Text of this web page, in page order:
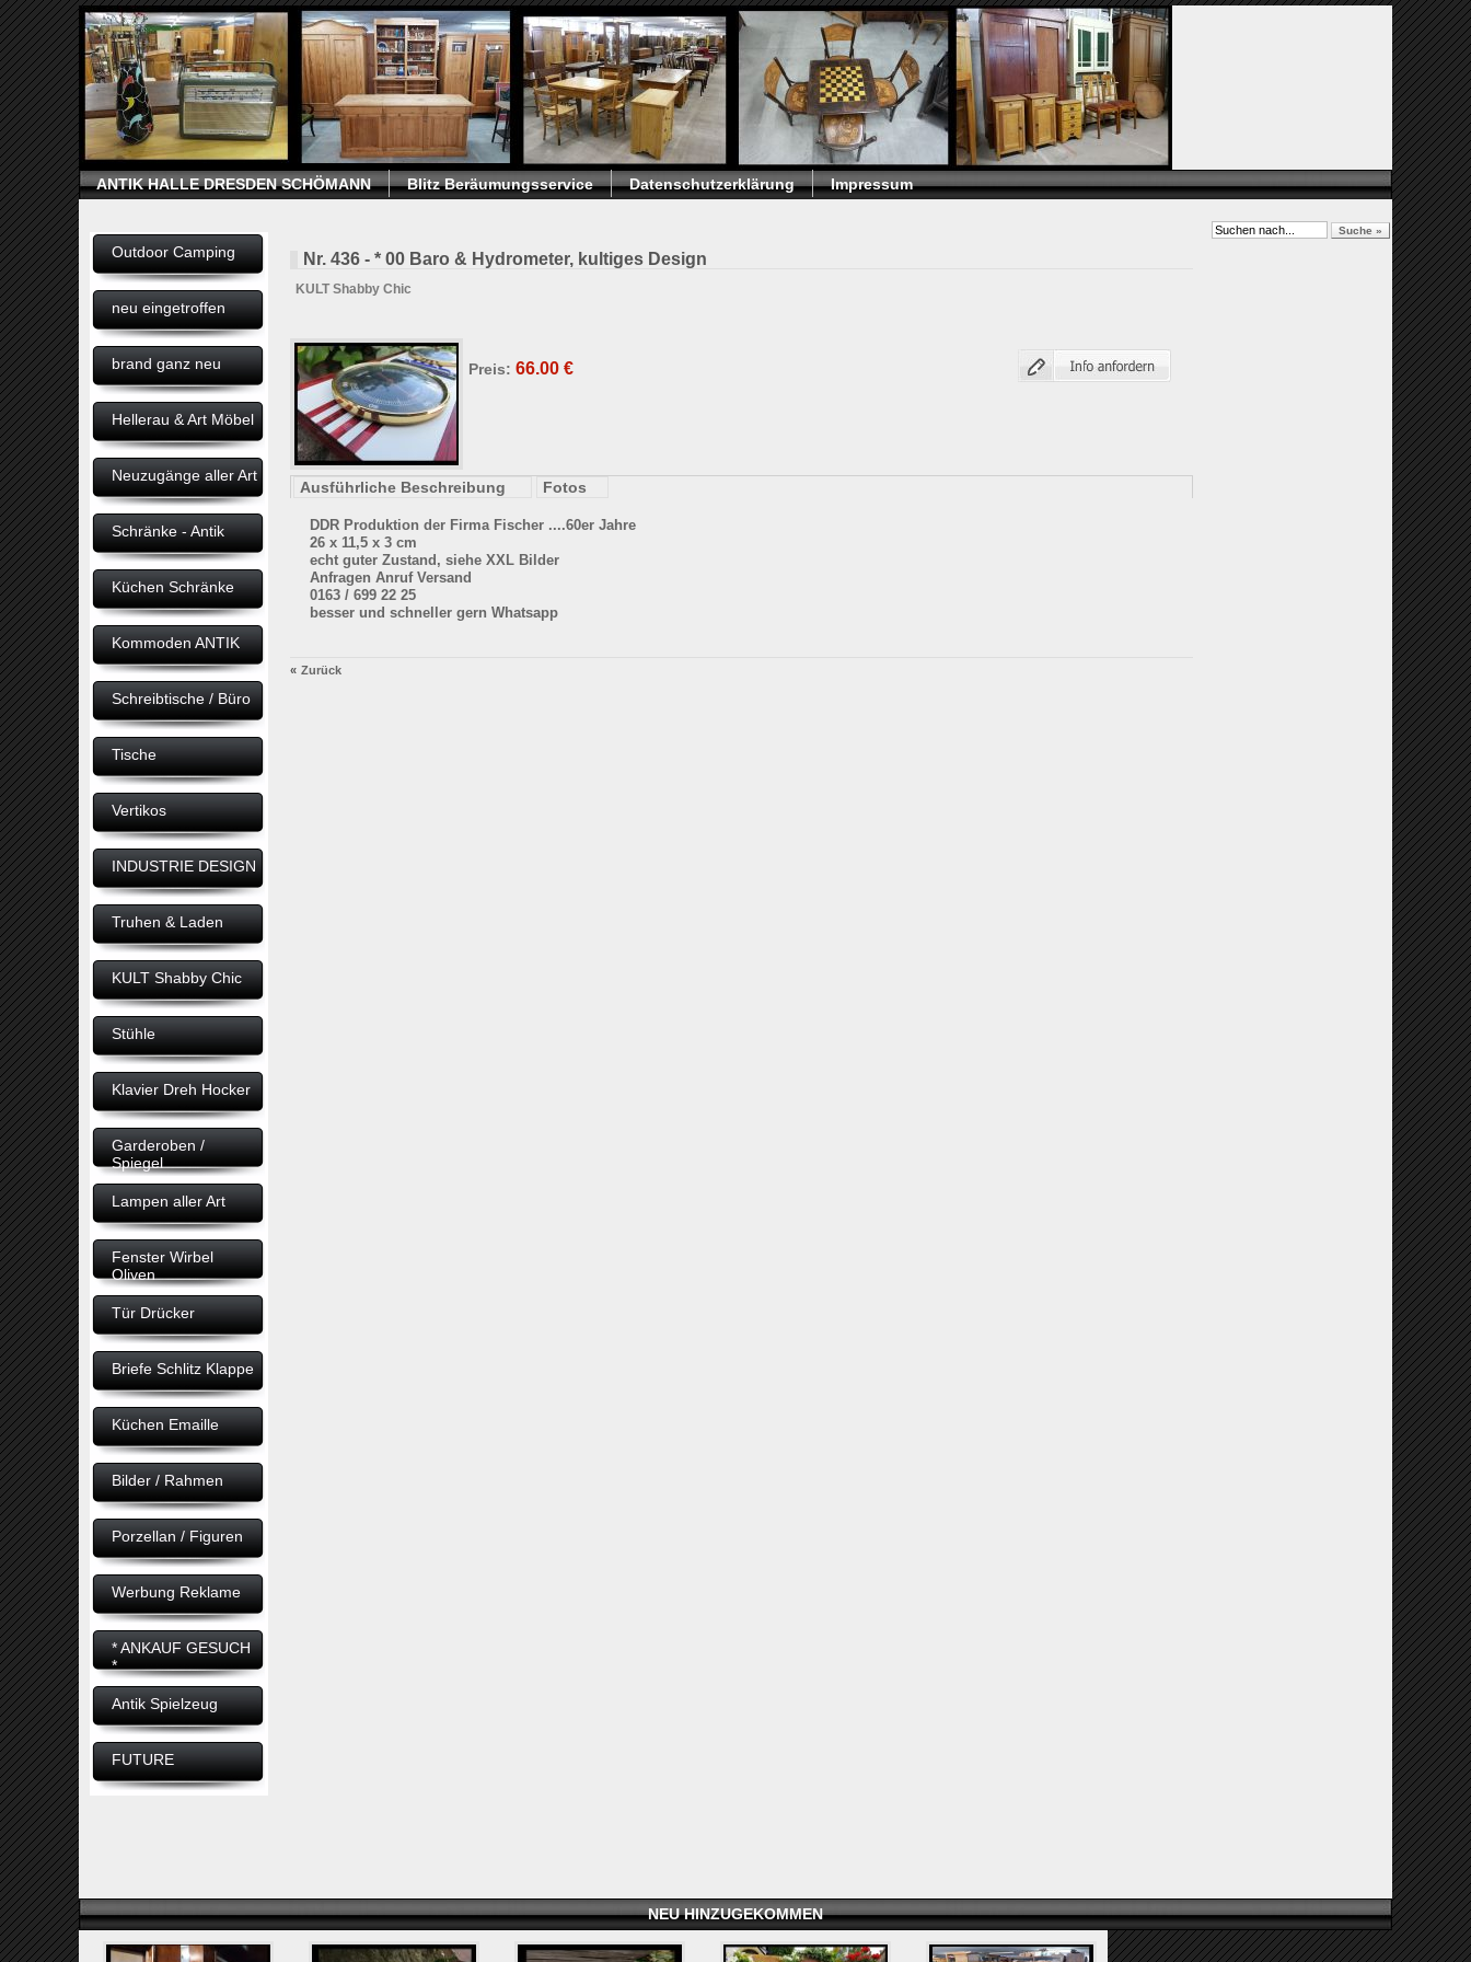
ANTIK HALLE DRESDEN SCHÖMANN Blitz Beräumungsservice Datenschutzerklärung Impressum
Outdoor Camping
neu eingetroffen
brand ganz neu
Hellerau & Art Möbel
Neuzugänge aller Art
Schränke - Antik
Küchen Schränke
Kommoden ANTIK
Schreibtische / Büro
Tische
Vertikos
INDUSTRIE DESIGN
Truhen & Laden
KULT Shabby Chic
Stühle
Klavier Dreh Hocker
Garderoben /
Spiegel
Lampen aller Art
Fenster Wirbel
Oliven
Tür Drücker
Briefe Schlitz Klappe
Küchen Emaille
Bilder / Rahmen
Porzellan / Figuren
Werbung Reklame
* ANKAUF GESUCH
*
Antik Spielzeug
FUTURE
Nr. 436 - * 00 Baro & Hydrometer, kultiges Design
KULT Shabby Chic
Preis: 66.00 €
Ausführliche Beschreibung Fotos
DDR Produktion der Firma Fischer ....60er Jahre
26 x 11,5 x 3 cm
echt guter Zustand, siehe XXL Bilder
Anfragen Anruf Versand
0163 / 699 22 25
besser und schneller gern Whatsapp
« Zurück
NEU HINZUGEKOMMEN